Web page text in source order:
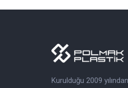
Kurulduğu 2009